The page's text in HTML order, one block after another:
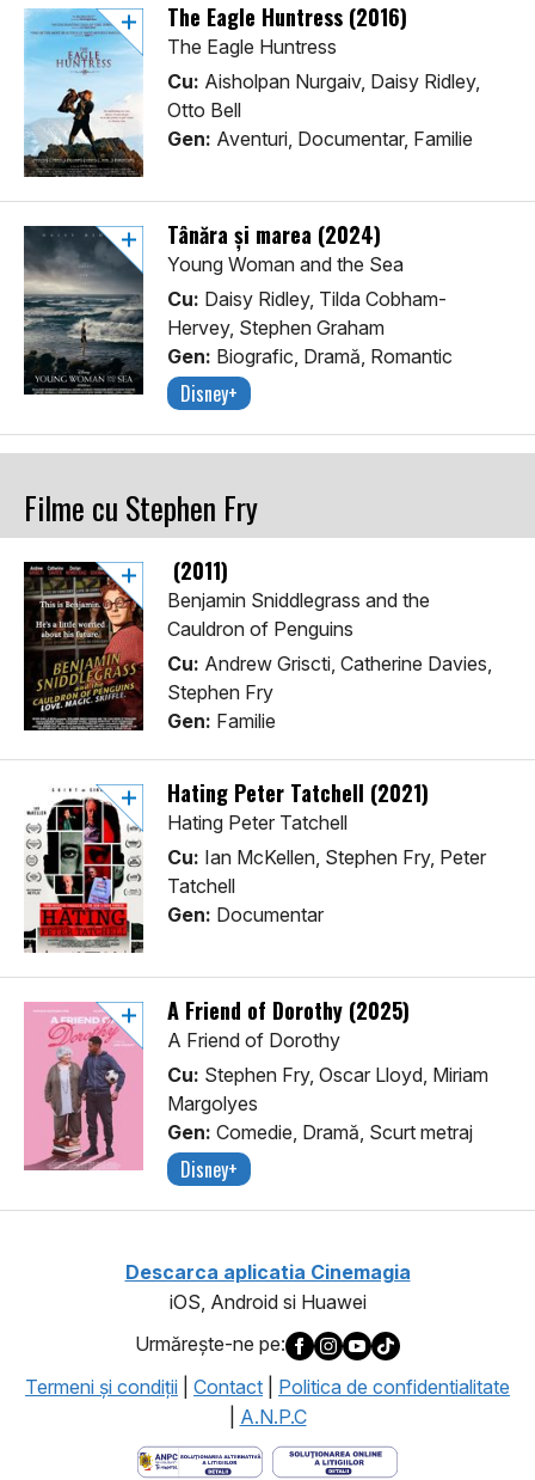
The Eagle Huntress (2016)
The Eagle Huntress
Cu: Aisholpan Nurgaiv, Daisy Ridley,
Otto Bell
Gen: Aventuri, Documentar, Familie
Tânăra şi marea (2024)
Young Woman and the Sea
Cu: Daisy Ridley, Tilda Cobham-
Hervey, Stephen Graham
Gen: Biografic, Dramă, Romantic
Disney+
Filme cu Stephen Fry
(2011)
Benjamin Sniddlegrass and the
Cauldron of Penguins
Cu: Andrew Griscti, Catherine Davies,
Stephen Fry
Gen: Familie
Hating Peter Tatchell (2021)
Hating Peter Tatchell
Cu: Ian McKellen, Stephen Fry, Peter
Tatchell
Gen: Documentar
A Friend of Dorothy (2025)
A Friend of Dorothy
Cu: Stephen Fry, Oscar Lloyd, Miriam
Margolyes
Gen: Comedie, Dramă, Scurt metraj
Disney+
Descarca aplicatia Cinemagia
iOS, Android si Huawei
Urmăreşte-ne pe:
Termeni şi condiţii
Contact
Politica de confidentialitate
A.N.P.C